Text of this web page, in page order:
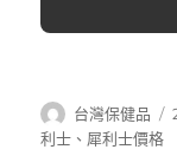
作
者
台灣保健品
利士 、 犀利士價格